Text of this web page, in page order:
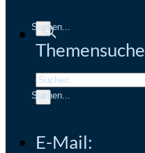
Themensuche
Search
×
E-Mail: